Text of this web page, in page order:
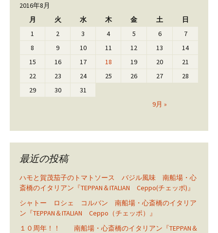
2016年8月
月
火 水 木 金 土 日
9月 »
1 2 3 4 5 6
7
8
9 10 11 12 13
14
15
16 17 18 19 20
21
22
23 24 25 26 27
28
29
30 31
最近の投稿
ハモと賀茂茄子のトマトソース バジル風味 南船場・心
斎橋のイタリアン『TEPPAN＆ITALIAN Ceppo(チェッポ)』
シャトー ロシェ コルバン 南船場・心斎橋のイタリア
ン『TEPPAN＆ITALIAN Ceppo（チェッポ）』
１０周年！！ 南船場・心斎橋のイタリアン『TEPPAN＆